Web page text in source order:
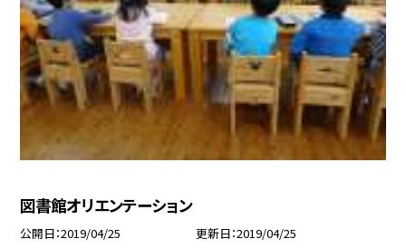
図書館オリエンテーション
公開日 2019/04/25 更新日 2019/04/25